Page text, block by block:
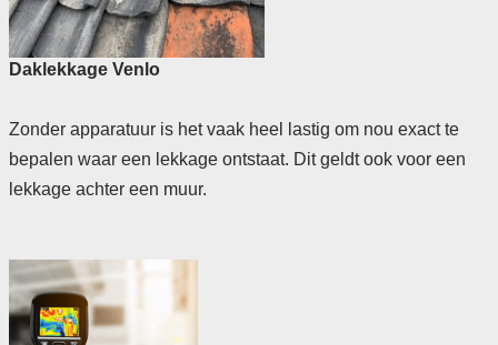
Daklekkage Venlo
Zonder apparatuur is het vaak heel lastig om nou exact te
bepalen waar een lekkage ontstaat. Dit geldt ook voor een
lekkage achter een muur.